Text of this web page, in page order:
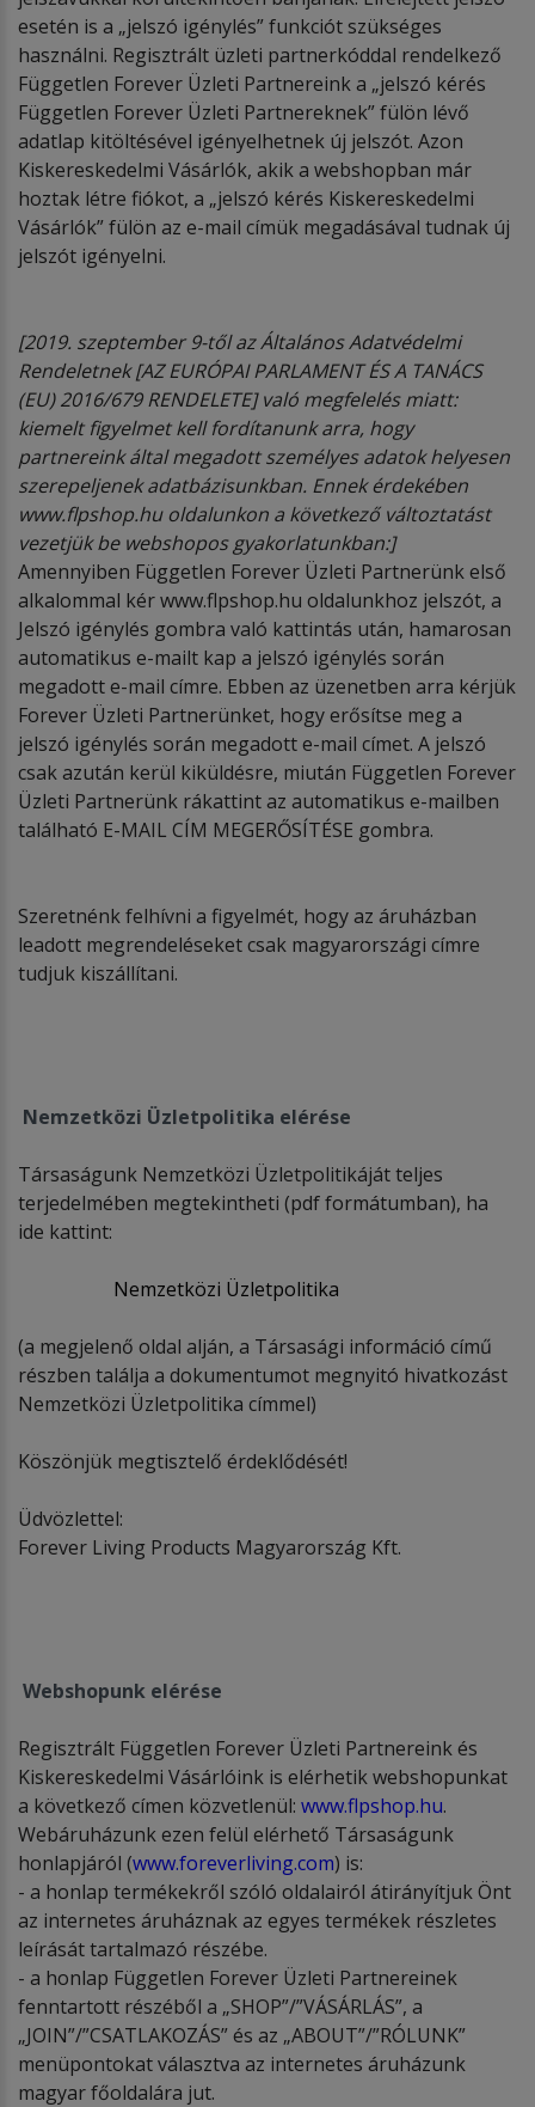
esetén is a „jelszó igénylés” funkciót szükséges
használni. Regisztrált üzleti partnerkóddal rendelkező
Független Forever Üzleti Partnereink a „jelszó kérés
Független Forever Üzleti Partnereknek” fülön lévő
adatlap kitöltésével igényelhetnek új jelszót. Azon
Kiskereskedelmi Vásárlók, akik a webshopban már
hoztak létre fiókot, a „jelszó kérés Kiskereskedelmi
Vásárlók” fülön az e-mail címük megadásával tudnak új
jelszót igényelni.
[2019. szeptember 9-től az Általános Adatvédelmi
Rendeletnek [AZ EURÓPAI PARLAMENT ÉS A TANÁCS
(EU) 2016/679 RENDELETE] való megfelelés miatt:
kiemelt figyelmet kell fordítanunk arra, hogy
partnereink által megadott személyes adatok helyesen
szerepeljenek adatbázisunkban. Ennek érdekében
www.flpshop.hu oldalunkon a következő változtatást
vezetjük be webshopos gyakorlatunkban:]
Amennyiben Független Forever Üzleti Partnerünk első
alkalommal kér www.flpshop.hu oldalunkhoz jelszót, a
Jelszó igénylés gombra való kattintás után, hamarosan
automatikus e-mailt kap a jelszó igénylés során
megadott e-mail címre. Ebben az üzenetben arra kérjük
Forever Üzleti Partnerünket, hogy erősítse meg a
jelszó igénylés során megadott e-mail címet. A jelszó
csak azután kerül kiküldésre, miután Független Forever
Üzleti Partnerünk rákattint az automatikus e-mailben
található E-MAIL CÍM MEGERŐSÍTÉSE gombra.
Szeretnénk felhívni a figyelmét, hogy az áruházban
leadott megrendeléseket csak magyarországi címre
tudjuk kiszállítani.
Nemzetközi Üzletpolitika elérése
Társaságunk Nemzetközi Üzletpolitikáját teljes
terjedelmében megtekintheti (pdf formátumban), ha
ide kattint:
Nemzetközi Üzletpolitika
(a megjelenő oldal alján, a Társasági információ című
részben találja a dokumentumot megnyitó hivatkozást
Nemzetközi Üzletpolitika címmel)
Köszönjük megtisztelő érdeklődését!
Üdvözlettel:
Forever Living Products Magyarország Kft.
Webshopunk elérése
Regisztrált Független Forever Üzleti Partnereink és
Kiskereskedelmi Vásárlóink is elérhetik webshopunkat
a következő címen közvetlenül: www.flpshop.hu.
Webáruházunk ezen felül elérhető Társaságunk
honlapjáról (www.foreverliving.com) is:
- a honlap termékekről szóló oldalairól átirányítjuk Önt
az internetes áruháznak az egyes termékek részletes
leírását tartalmazó részébe.
- a honlap Független Forever Üzleti Partnereinek
fenntartott részéből a „SHOP”/”VÁSÁRLÁS”, a
„JOIN”/”CSATLAKOZÁS” és az „ABOUT”/”RÓLUNK”
menüpontokat választva az internetes áruházunk
magyar főoldalára jut.